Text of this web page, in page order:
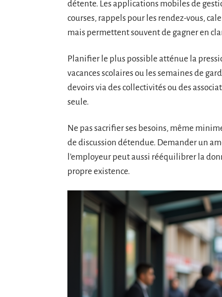
détente. Les applications mobiles de
courses, rappels pour les rendez-vous,
mais permettent souvent de gagner en
Planifier le plus possible atténue la
vacances scolaires ou les semaines de
devoirs via des collectivités ou des
seule.
Ne pas sacrifier ses besoins, même
de discussion détendue. Demander un
l’employeur peut aussi rééquilibrer la
propre existence.